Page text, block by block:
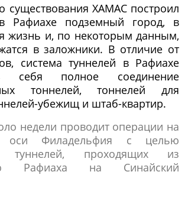
существования ХАМАС построил
Рафиахе подземный город, в
жизнь и, по некоторым данным,
в заложники. В отличие от
система туннелей в Рафиахе
себя полное соединение
тоннелей, тоннелей для
убежищ и штаб-квартир.
недели проводит операции на
оси Филадельфия с целью
туннелей, проходящих из
Рафиаха на Синайский